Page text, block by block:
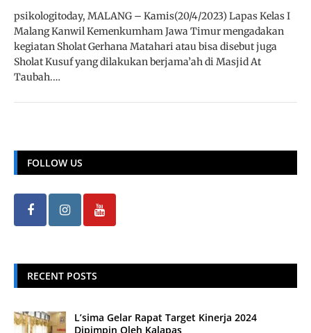
psikologitoday, MALANG – Kamis(20/4/2023) Lapas Kelas I
Malang Kanwil Kemenkumham Jawa Timur mengadakan
kegiatan Sholat Gerhana Matahari atau bisa disebut juga
Sholat Kusuf yang dilakukan berjama’ah di Masjid At
Taubah.…
FOLLOW US
RECENT POSTS
L’sima Gelar Rapat Target Kinerja 2024
Dipimpin Oleh Kalapas